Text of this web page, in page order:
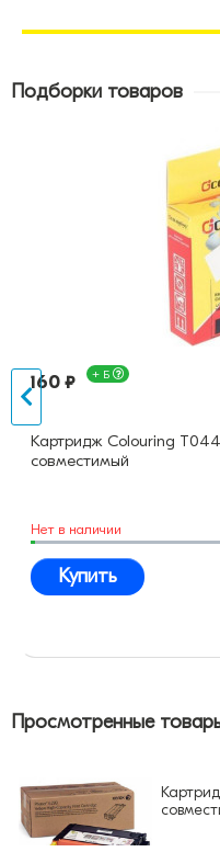
Подборки товаров
160 ₽ + Б
Картридж Colouring
совместимый
Нет в наличии
Купить
Просмотренные